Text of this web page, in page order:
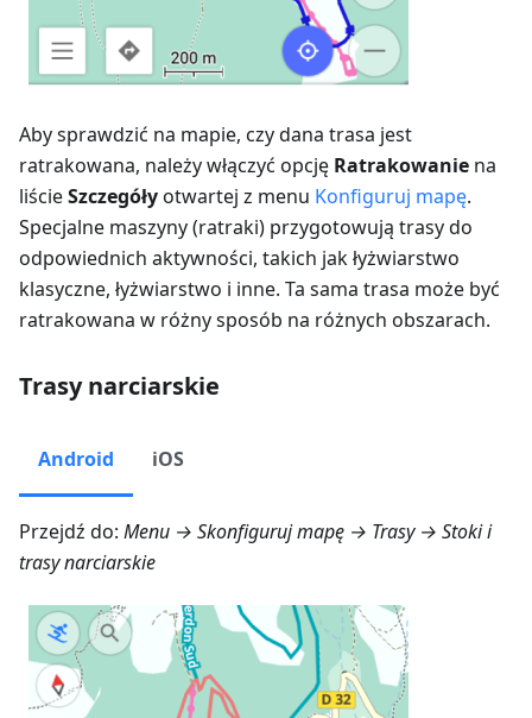
Aby sprawdzić na mapie, czy dana trasa jest
ratrakowana, należy włączyć opcję Ratrakowanie na
liścieSzczegółyotwartej z menu Konfiguruj mapę.
Specjalne maszyny (ratraki) przygotowują trasy do
odpowiednich aktywności, takich jak łyżwiarstwo
klasyczne, łyżwiarstwo i inne. Ta sama trasa może być
ratrakowana w różny sposób na różnych obszarach.
Trasy narciarskie
Android iOS
Przejdź do: Menu → Skonfiguruj mapę → Trasy→ Stoki i
trasy narciarskie